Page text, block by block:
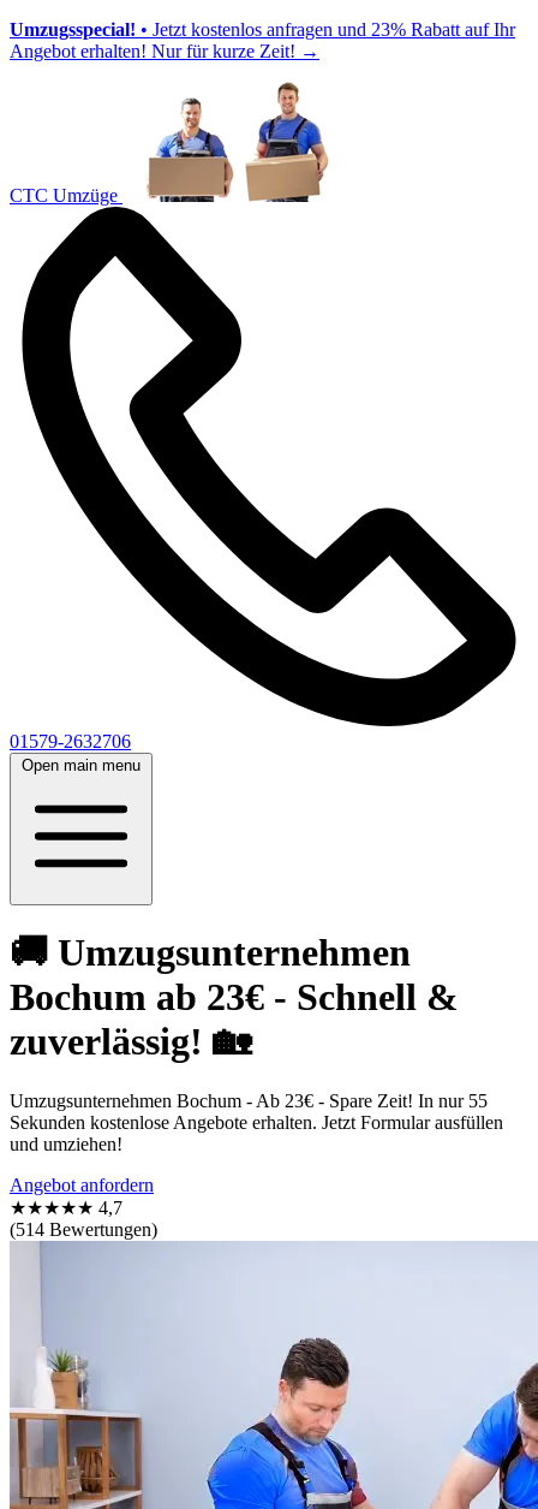
Umzugsspecial! • Jetzt kostenlos anfragen und 23% Rabatt auf Ihr
Angebot erhalten! Nur für kurze Zeit! →
CTC Umzüge
01579-2632706
Open main menu
🚚 Umzugsunternehmen
Bochum ab 23€ - Schnell &
zuverlässig! 🏡
Umzugsunternehmen Bochum - Ab 23€ - Spare Zeit! In nur 55
Sekunden kostenlose Angebote erhalten. Jetzt Formular ausfüllen
und umziehen!
Angebot anfordern
★★★★★ 4,7
(514 Bewertungen)